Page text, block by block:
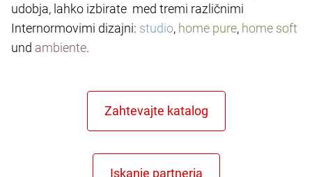
udobja, lahko izbirate med tremi različnimi
Internormovimi dizajni: studio, home pure, home soft
und ambiente.